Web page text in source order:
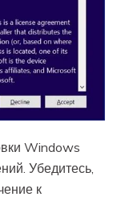
Windows
Убедитесь,
к